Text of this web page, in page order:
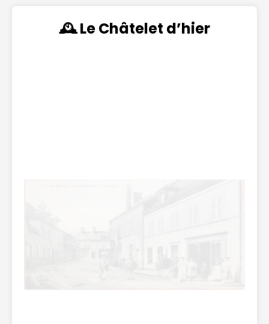
🕰️ Le Châtelet d’hier